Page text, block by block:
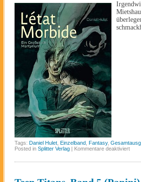
Tags: Daniel Hulet Einzelband Fantasy,
Posted in Splitter Verlag | Kommentare deaktiviertfür